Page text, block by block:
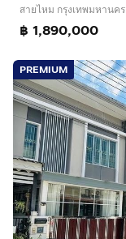
สายไหม กรุงเทพมหานคร
฿ 1,890,000
PREMIUM